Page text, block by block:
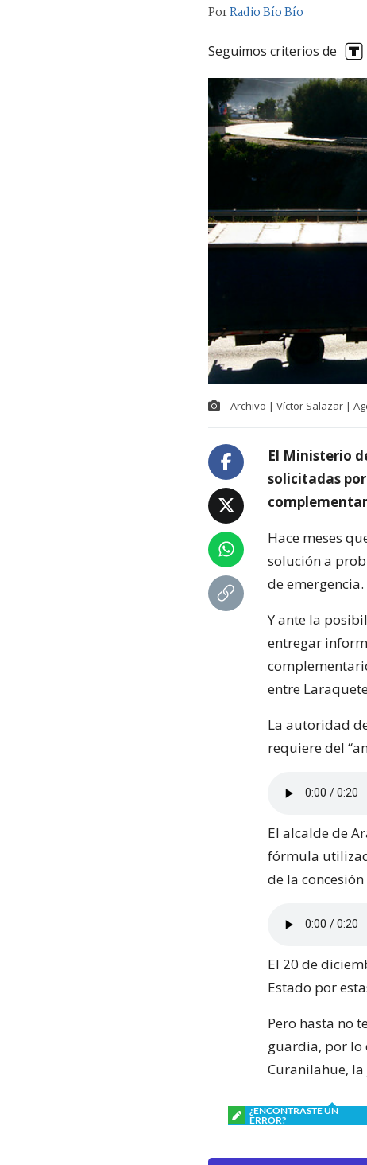
PorRadio Bío Bío
Seguimos criterios de
Archivo | Víctor Salazar |
El Ministerio
solicitadas
Hace meses
solución a
de emergencia.
Y ante la
entregar
entre
La autoridad
requiere del
El alcalde de
fórmula
de la
El 20 de
Estado por
Pero hasta no
guardia, por lo
Curanilahue,
¿ENCONTRASTE UN
ERROR?